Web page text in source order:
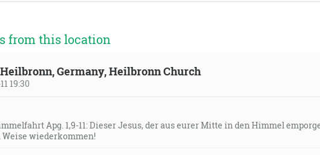
from this location
Heilbronn, Germany, Heilbronn Church
19:30
Apg. 1,9-11: Dieser Jesus, der aus eurer Mitte in den Himmel
wiederkommen!